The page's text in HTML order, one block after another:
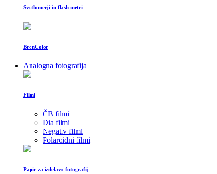
Svetlomerji in flash metri
BronColor
Analogna fotografija
Filmi
ČB filmi
Dia filmi
Negativ filmi
Polaroidni filmi
Papir za izdelavo fotografij